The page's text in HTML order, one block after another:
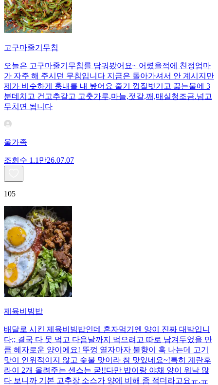
고구마줄기무침
오늘은 고구마줄기무침를 담궈봤어요~ 어렸을적에 친정엄마
가 자주 해 주시던 무침입니다 지금은 돌아가셔서 안 계시지만
제가 비슷하게 훙내를 내 봤어요 줄기 껍질벗기고 끓는물에 3
분데치고 건고추갈고 고춧가루,마늘,젓갈,깨,매실청조금.넘고
무치면 됩니다
울가족
조회수 1.1만26.07.07
105
제육비빔밥
배달로 시킨 제육비빔밥인데 혼자먹기엔 양이 진짜 대박입니
다;; 결국 다 못 먹고 다음날까지 먹으려고 따로 남겨두었을 만
큼 혜자로운 양이에요! 뚜껑 열자마자 불향이 훅 나는데 고기
맛이 인위적이지 않고 숯불 맛이라 참 맛있네요~!특히 계란후
라이 2개 올려주는 센스는 굳!! ​다만 밥이랑 야채 양이 워낙 많
다 보니까 기본 고추장 소스가 양에 비해 좀 적더라고요ㅠ.ㅠ